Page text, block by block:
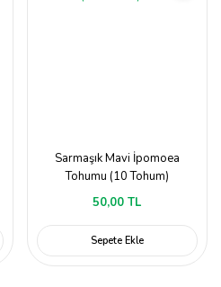
Sarmaşık Mavi İpomoea
Tohumu (10 Tohum)
50,00 TL
Sepete Ekle